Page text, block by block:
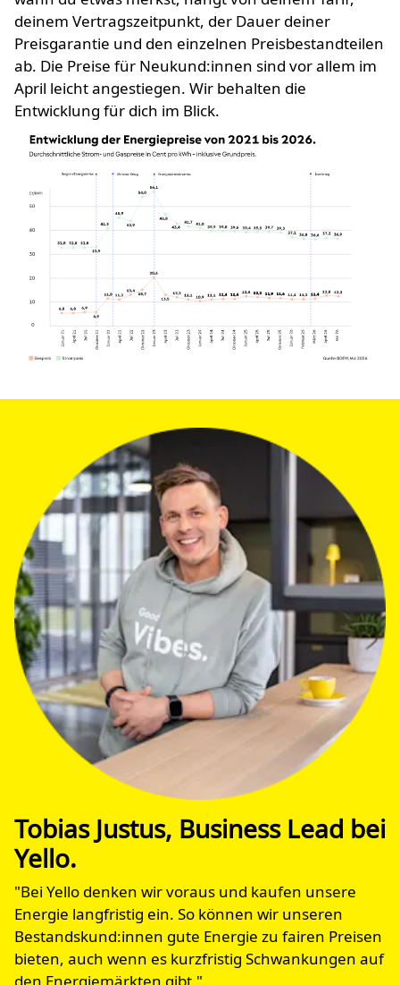
deinem Vertragszeitpunkt, der Dauer deiner
Preisgarantie und den einzelnen Preisbestandteilen
ab. Die Preise für Neukund:innen sind vor allem im
April leicht angestiegen. Wir behalten die
Entwicklung für dich im Blick.
Tobias Justus, Business Lead bei
Yello.
"Bei Yello denken wir voraus und kaufen unsere
Energie langfristig ein. So können wir unseren
Bestandskund:innen gute Energie zu fairen Preisen
bieten, auch wenn es kurzfristig Schwankungen auf
den Energiemärkten gibt."